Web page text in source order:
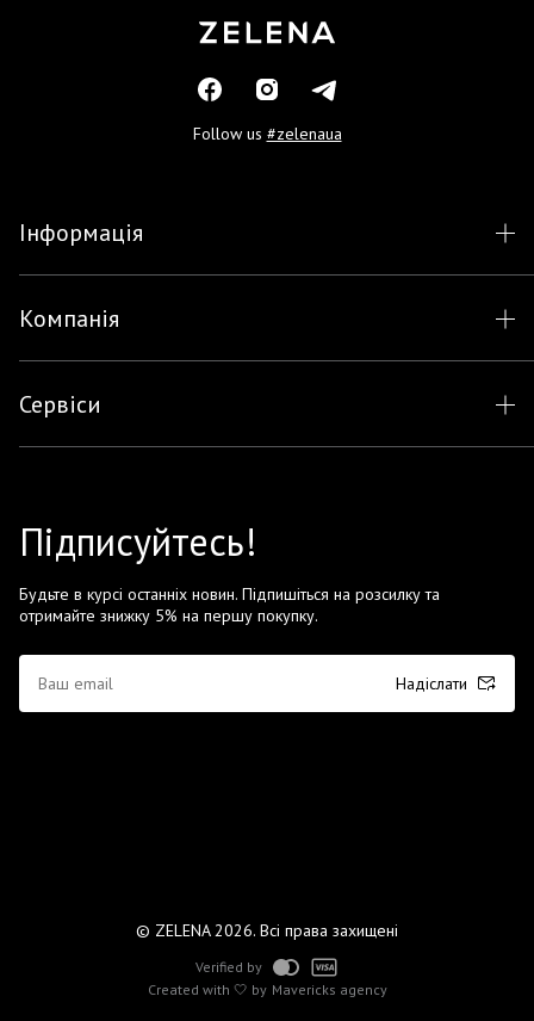
Follow us #zelenaua
Інформація
Компанія
Сервіси
Підписуйтесь!
Будьте в курсі останніх новин. Підпишіться на розсилку та
отримайте знижку 5% на першу покупку.
Надіслати
© ZELENA 2026. Всі права захищені
Created with 🤍 by Mavericks agency
Verified by